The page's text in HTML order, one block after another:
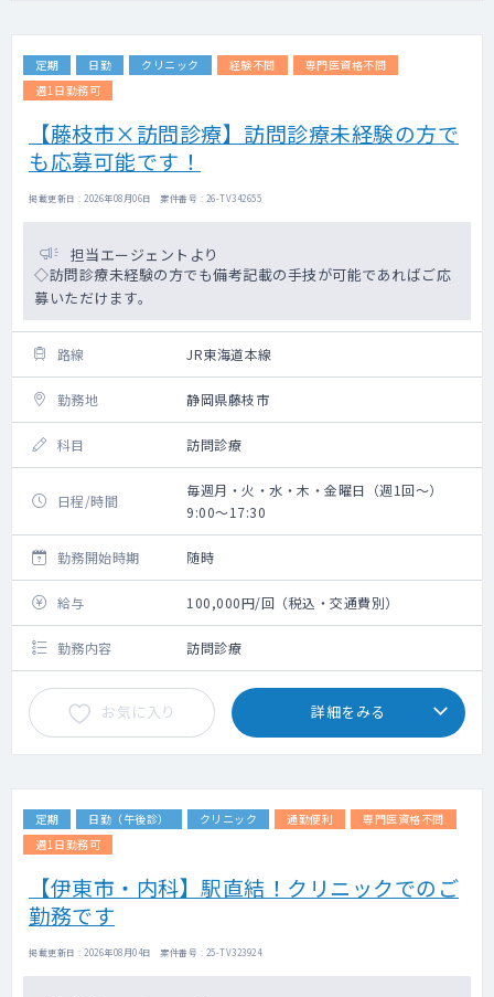
定期 日勤 クリニック 経験不問
専門医資格不問
週1日勤務可
【藤枝市×訪問診療】訪問診療未経験の方で
も応募可能です！
掲載更新日 : 2026年08月06日 案件番号 : 26-TV342655
担当エージェントより
◇訪問診療未経験の方でも備考記載の手技が可能であればご応
募いただけます。
路線 JR東海道本線
勤務地 静岡県藤枝市
科目 訪問診療
日程/時間
毎週月・火・水・木・金曜日（週1回～）
9:00～17:30
勤務開始時期 随時
給与 100,000円/回（税込・交通費別）
勤務内容 訪問診療
お気に入り 詳細をみる
定期 日勤（午後診） クリニック 通勤便利
専門医資格不問
週1日勤務可
【伊東市・内科】駅直結！クリニックでのご
勤務です
掲載更新日 : 2026年08月04日 案件番号 : 25-TV323924